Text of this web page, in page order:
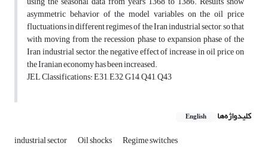
asymmetric behavior of the model variables on the oil price
fluctuations in different regimes of the Iran industrial sector, so that
with moving from the recession phase to expansion phase of the
Iran industrial sector, the negative effect of increase in oil price on
the Iranian economy has been increased.
JEL Classifications: E31, E32, G14, Q41, Q43
کلیدواژه‌ها English
industrial sector Oil shocks Regime switches